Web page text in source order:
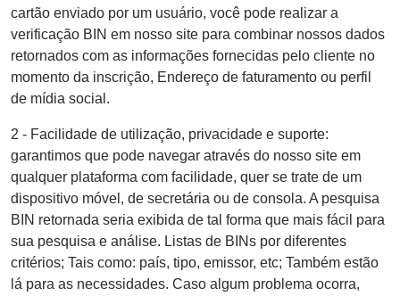
cartão enviado por um usuário, você pode realizar a
verificação BIN em nosso site para combinar nossos dados
retornados com as informações fornecidas pelo cliente no
momento da inscrição, Endereço de faturamento ou perfil
de mídia social.
2 - Facilidade de utilização, privacidade e suporte:
garantimos que pode navegar através do nosso site em
qualquer plataforma com facilidade, quer se trate de um
dispositivo móvel, de secretária ou de consola. A pesquisa
BIN retornada seria exibida de tal forma que mais fácil para
sua pesquisa e análise. Listas de BINs por diferentes
critérios; Tais como: país, tipo, emissor, etc; Também estão
lá para as necessidades. Caso algum problema ocorra,